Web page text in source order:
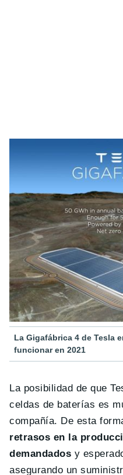
La Gigafábrica 4 de Tesla
funcionar en 2021
La posibilidad de que
celdas de baterías es
compañía. De esta
retrasos en la
demandados y
asegurando un